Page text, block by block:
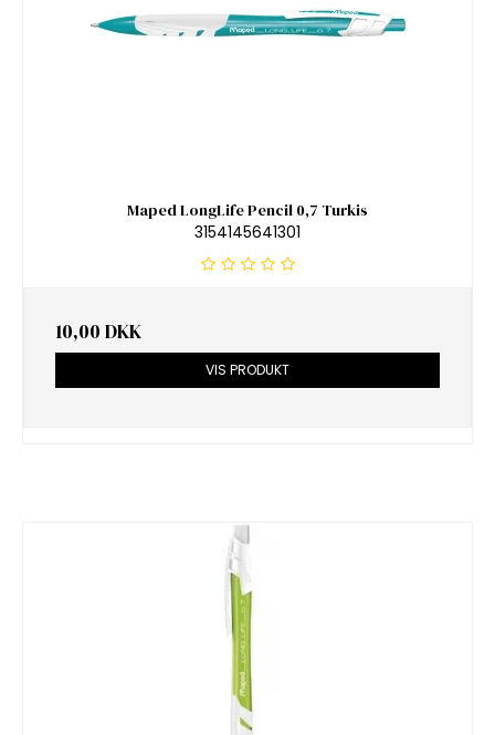
Maped LongLife Pencil 0,7 Turkis
3154145641301
10,00 DKK
VIS PRODUKT